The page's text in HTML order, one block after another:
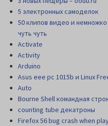
5 электронных самоделок
50 клипов видео и
чуть чуть
Activate
Activity
Arduino
Asus eee pc 1015b и Linux
Auto
Bourne Shell командная
counting tube декатроны
Firefox 56 bug crash when